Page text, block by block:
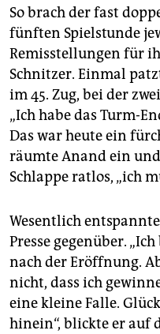
So brach der fast
fünften Spielstunde
Remisstellungen für
Schnitzer. Einmal
im 45. Zug, bei der
„Ich habe das Turm-
Das war heute ein
räumte Anand ein
Schlappe ratlos, „ich
Wesentlich
Presse gegenüber.
nach der Eröffnung.
nicht, dass ich
eine kleine Falle.
hinein“, blickte er auf